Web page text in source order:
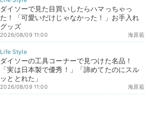
ダイソーで見た目買いしたらハマっちゃっ
た！「可愛いだけじゃなかった！」お手入れ
グッズ
海原藍
2026/08/09 11:00
ダイソーの工具コーナーで見つけた名品！
「実は日本製で優秀！」「諦めてたのにスル
ッととれた」
海原藍
2026/08/09 11:00